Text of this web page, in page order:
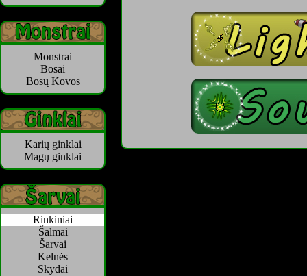
Monstrai
Bosai
Bosų Kovos
Karių ginklai
Magų ginklai
Rinkiniai
Šalmai
Šarvai
Kelnės
Skydai